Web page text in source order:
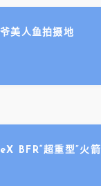
美人鱼拍摄地
BFR“超重型”火箭